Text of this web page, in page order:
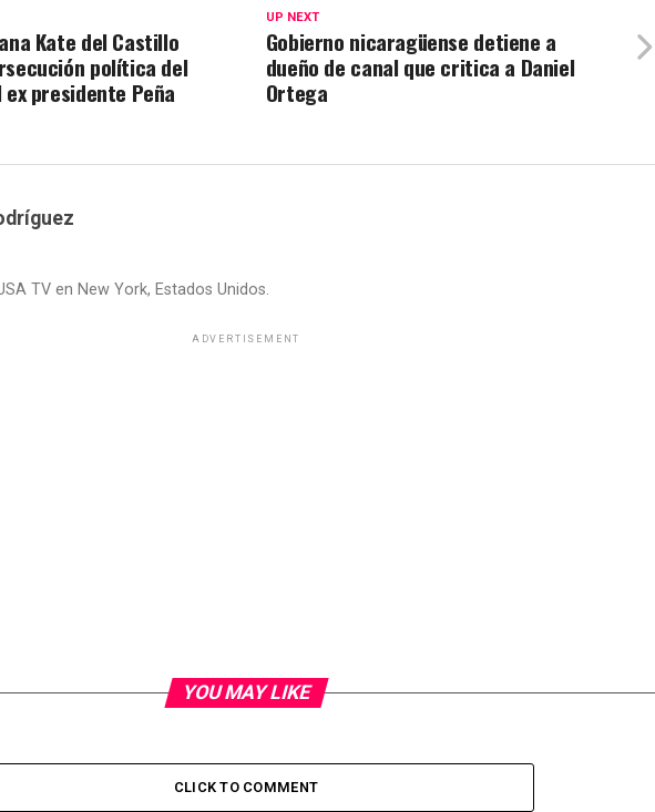
UP NEXT
Gobierno nicaragüense detiene a
dueño de canal que critica a Daniel
Ortega
Kate del Castillo
política del
presidente Peña
TV en New York, Estados Unidos.
ADVERTISEMENT
YOU MAY LIKE
CLICK TO COMMENT